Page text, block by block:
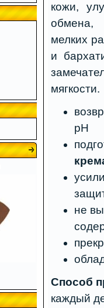
кожи,
обмена,
мелких
и
мягкости.
рН
не
Способ
каждый